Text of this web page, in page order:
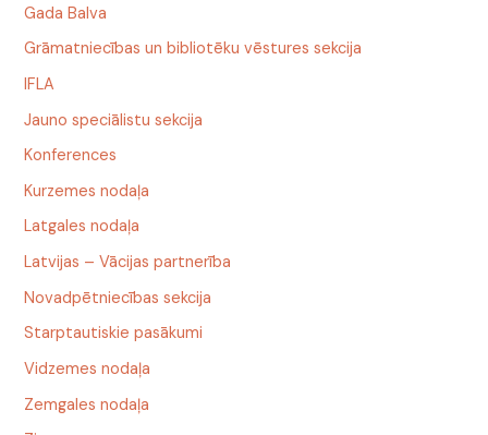
Gada Balva
Grāmatniecības un bibliotēku vēstures sekcija
IFLA
Jauno speciālistu sekcija
Konferences
Kurzemes nodaļa
Latgales nodaļa
Latvijas – Vācijas partnerība
Novadpētniecības sekcija
Starptautiskie pasākumi
Vidzemes nodaļa
Zemgales nodaļa